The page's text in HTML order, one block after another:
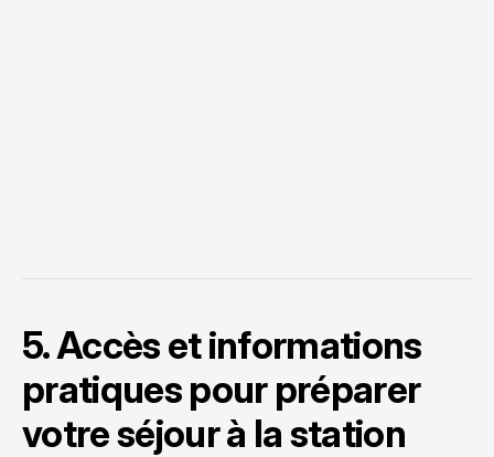
5. Accès et informations
pratiques pour préparer
votre séjour à la station